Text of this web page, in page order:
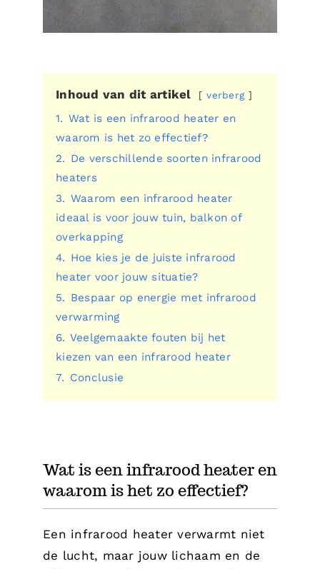
Inhoud van dit artikel verberg
1. Wat is een infrarood heater en
waarom is het zo effectief?
2. De verschillende soorten infrarood
heaters
3. Waarom een infrarood heater
ideaal is voor jouw tuin, balkon of
overkapping
4. Hoe kies je de juiste infrarood
heater voor jouw situatie?
5. Bespaar op energie met infrarood
verwarming
6. Veelgemaakte fouten bij het
kiezen van een infrarood heater
7. Conclusie
Wat is een infrarood heater en
waarom is het zo effectief?
Een infrarood heater verwarmt niet
de lucht, maar jouw lichaam en de